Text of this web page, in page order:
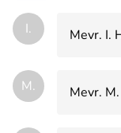
I. Mevr. I.
M. Mevr.